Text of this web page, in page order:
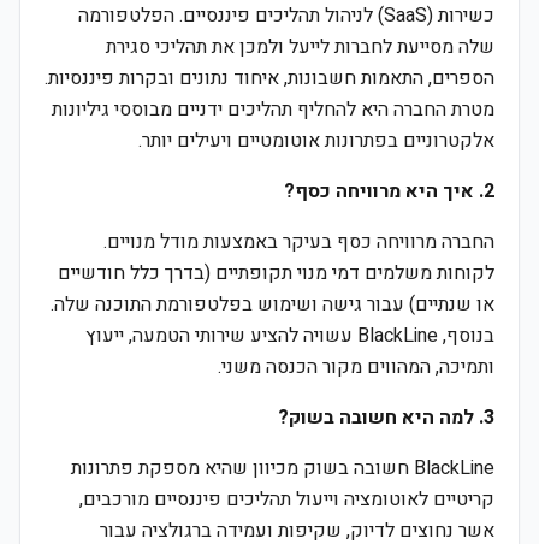
כשירות (SaaS) לניהול תהליכים פיננסיים. הפלטפורמה
שלה מסייעת לחברות לייעל ולמכן את תהליכי סגירת
הספרים, התאמות חשבונות, איחוד נתונים ובקרות פיננסיות.
מטרת החברה היא להחליף תהליכים ידניים מבוססי גיליונות
אלקטרוניים בפתרונות אוטומטיים ויעילים יותר.
2. איך היא מרוויחה כסף?
החברה מרוויחה כסף בעיקר באמצעות מודל מנויים.
לקוחות משלמים דמי מנוי תקופתיים (בדרך כלל חודשיים
או שנתיים) עבור גישה ושימוש בפלטפורמת התוכנה שלה.
בנוסף, BlackLine עשויה להציע שירותי הטמעה, ייעוץ
ותמיכה, המהווים מקור הכנסה משני.
3. למה היא חשובה בשוק?
BlackLine חשובה בשוק מכיוון שהיא מספקת פתרונות
קריטיים לאוטומציה וייעול תהליכים פיננסיים מורכבים,
אשר נחוצים לדיוק, שקיפות ועמידה ברגולציה עבור